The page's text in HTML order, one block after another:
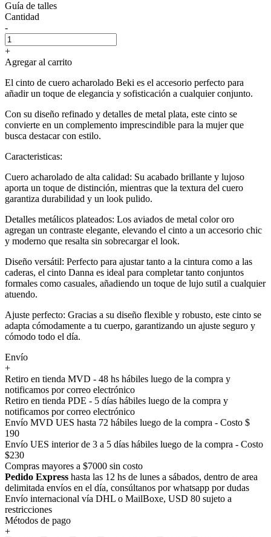
Guía de talles
Cantidad
-
+
Agregar al carrito
El cinto de cuero acharolado Beki es el accesorio perfecto para
añadir un toque de elegancia y sofisticación a cualquier conjunto.
Con su diseño refinado y detalles de metal plata, este cinto se
convierte en un complemento imprescindible para la mujer que
busca destacar con estilo.
Caracteristicas:
Cuero acharolado de alta calidad: Su acabado brillante y lujoso
aporta un toque de distinción, mientras que la textura del cuero
garantiza durabilidad y un look pulido.
Detalles metálicos plateados: Los aviados de metal color oro
agregan un contraste elegante, elevando el cinto a un accesorio chic
y moderno que resalta sin sobrecargar el look.
Diseño versátil: Perfecto para ajustar tanto a la cintura como a las
caderas, el cinto Danna es ideal para completar tanto conjuntos
formales como casuales, añadiendo un toque de lujo sutil a cualquier
atuendo.
Ajuste perfecto: Gracias a su diseño flexible y robusto, este cinto se
adapta cómodamente a tu cuerpo, garantizando un ajuste seguro y
cómodo todo el día.
Envío
+
Retiro en tienda MVD - 48 hs hábiles luego de la compra y
notificamos por correo electrónico
Retiro en tienda PDE - 5 días hábiles luego de la compra y
notificamos por correo electrónico
Envío MVD UES hasta 72 hábiles luego de la compra - Costo $
190
Envío UES interior de 3 a 5 días hábiles luego de la compra - Costo
$230
Compras mayores a $7000 sin costo
Pedido Express hasta las 12 hs de lunes a sábados, dentro de area
delimitada envíos en el día, consúltanos por whatsapp por dudas
Envío internacional vía DHL o MailBoxe, USD 80 sujeto a
restricciones
Métodos de pago
+